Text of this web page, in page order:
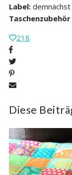
Label: demnächst
218
Diese